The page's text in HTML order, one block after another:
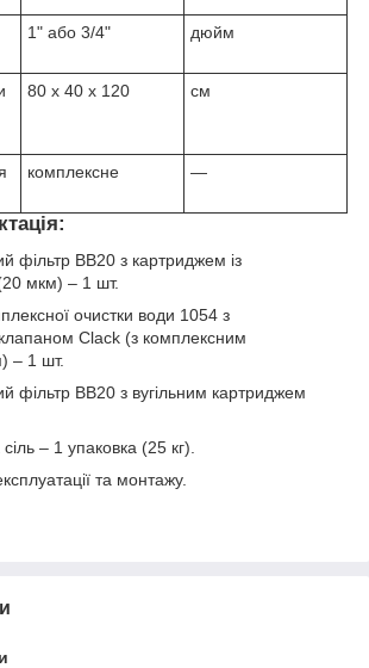
1" або 3/4" дюйм
80 х 40 х 120 см
комплексне —
фільтр BB20 з картриджем із
мкм) – 1 шт.
очистки води 1054 з
Clack (з комплексним
– 1 шт.
фільтр BB20 з вугільним картриджем
– 1 упаковка (25 кг).
та монтажу.